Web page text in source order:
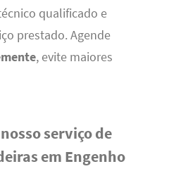
qualificado e
prestado. Agende
, evite maiores
serviço de
em Engenho